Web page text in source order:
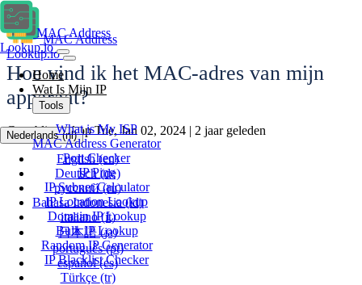
MAC Address
Lookup.io
MAC Address
Lookup.io
Home
Wat Is Mijn IP
Tools
What is My ISP
MAC Address Generator
Port Checker
IP Ping
IP Subnet Calculator
IP Location Lookup
Domain IP Lookup
Bulk IP Lookup
Random IP Generator
IP Blacklist Checker
Nederlands(nl)
English(en)
Deutsch(de)
русский(ru)
Bahasa Indonesia(id)
italiano(it)
日本語(ja)
português(pt)
español(es)
Türkçe (tr)
Hoe vind ik het MAC-adres van mijn
apparaat?
Gepubliceerd op Tue, Jan 02, 2024 | 2 jaar geleden